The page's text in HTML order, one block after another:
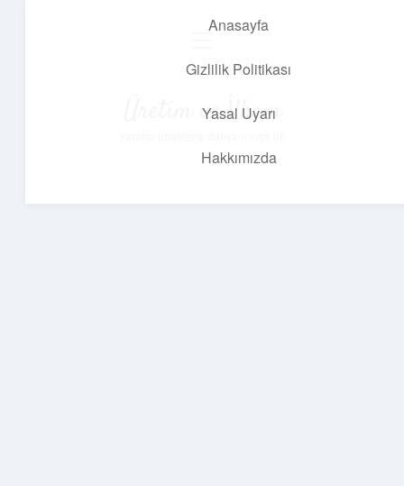
Anasayfa
Gizlilik Politikası
Yasal Uyarı
Hakkımızda
Üretim ve İlham